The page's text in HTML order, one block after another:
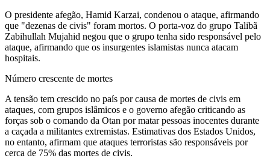
O presidente afegão, Hamid Karzai, condenou o ataque, afirmando
que "dezenas de civis" foram mortos. O porta-voz do grupo Talibã
Zabihullah Mujahid negou que o grupo tenha sido responsável pelo
ataque, afirmando que os insurgentes islamistas nunca atacam
hospitais.
Número crescente de mortes
A tensão tem crescido no país por causa de mortes de civis em
ataques, com grupos islâmicos e o governo afegão criticando as
forças sob o comando da Otan por matar pessoas inocentes durante
a caçada a militantes extremistas. Estimativas dos Estados Unidos,
no entanto, afirmam que ataques terroristas são responsáveis por
cerca de 75% das mortes de civis.